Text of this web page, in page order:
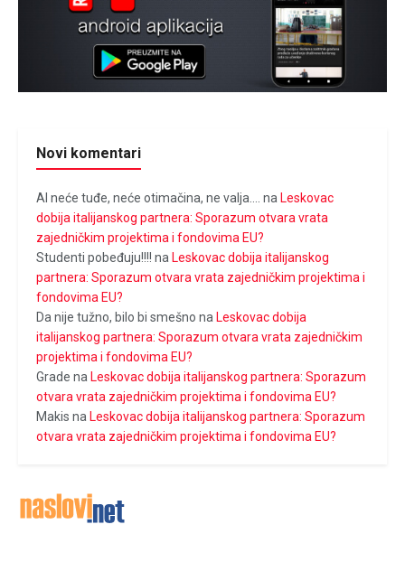
Novi komentari
Al neće tuđe, neće otimačina, ne valja.... na Leskovac
dobija italijanskog partnera: Sporazum otvara vrata
zajedničkim projektima i fondovima EU?
Studenti pobeđuju!!!! na Leskovac dobija italijanskog
partnera: Sporazum otvara vrata zajedničkim projektima i
fondovima EU?
Da nije tužno, bilo bi smešno na Leskovac dobija
italijanskog partnera: Sporazum otvara vrata zajedničkim
projektima i fondovima EU?
Grade na Leskovac dobija italijanskog partnera: Sporazum
otvara vrata zajedničkim projektima i fondovima EU?
Makis na Leskovac dobija italijanskog partnera: Sporazum
otvara vrata zajedničkim projektima i fondovima EU?